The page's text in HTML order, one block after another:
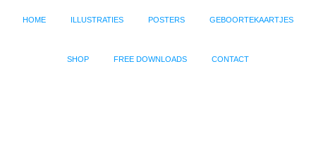
HOME ILLUSTRATIES POSTERS GEBOORTEKAARTJES
SHOP FREE DOWNLOADS CONTACT